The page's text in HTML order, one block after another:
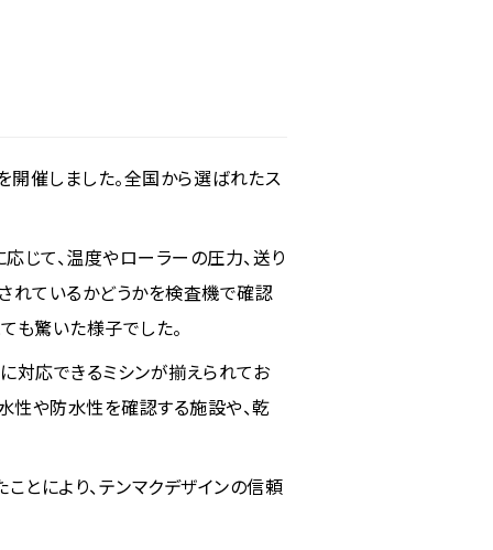
開催しました。全国から選ばれたス
じて、温度やローラーの圧力、送り
れているかどうかを検査機で確認
も驚いた様子でした。
に対応できるミシンが揃えられてお
性や防水性を確認する施設や、乾
とにより、テンマクデザインの信頼